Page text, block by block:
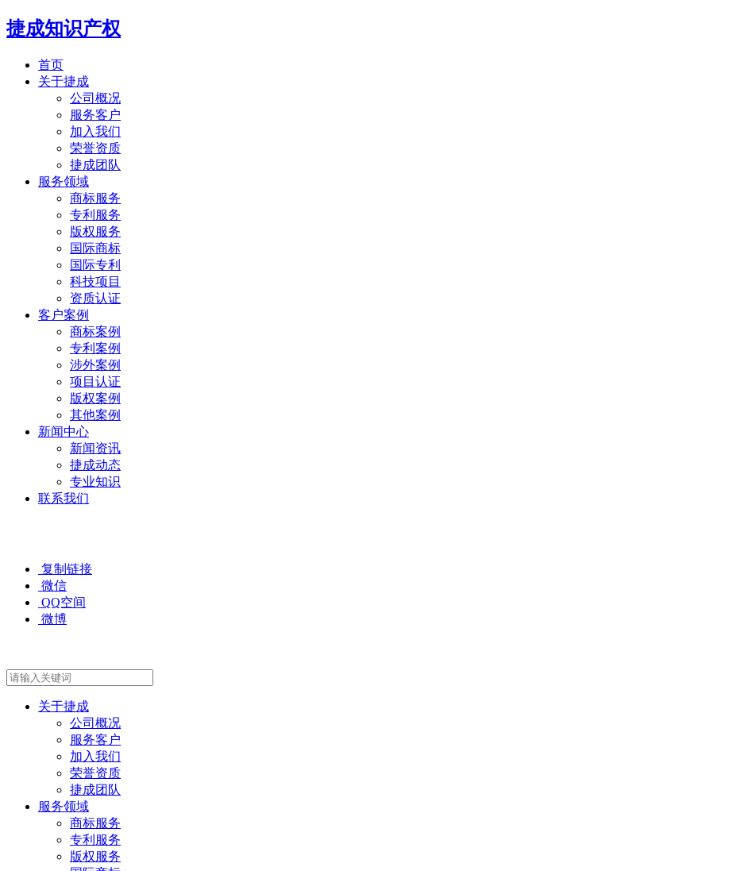
捷成知识产权
首页
关于捷成
公司概况
服务客户
加入我们
荣誉资质
捷成团队
服务领域
商标服务
专利服务
版权服务
国际商标
国际专利
科技项目
资质认证
客户案例
商标案例
专利案例
涉外案例
项目认证
版权案例
其他案例
新闻中心
新闻资讯
捷成动态
专业知识
联系我们
复制链接
微信
QQ空间
微博
关于捷成
公司概况
服务客户
加入我们
荣誉资质
捷成团队
服务领域
商标服务
专利服务
版权服务